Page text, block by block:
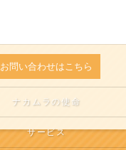
お問い合わせはこちら
ナカムラの使命
サービス